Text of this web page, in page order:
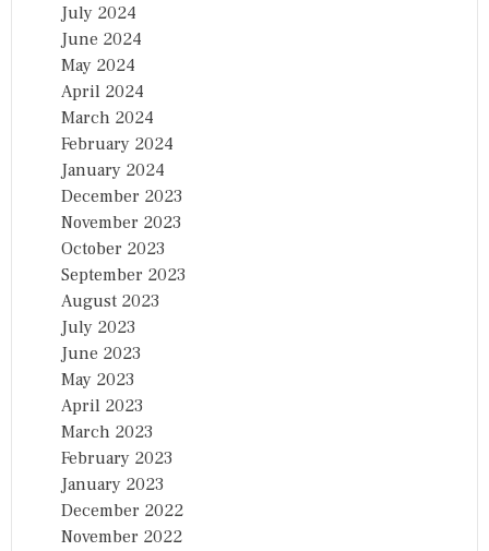
July 2024
June 2024
May 2024
April 2024
March 2024
February 2024
January 2024
December 2023
November 2023
October 2023
September 2023
August 2023
July 2023
June 2023
May 2023
April 2023
March 2023
February 2023
January 2023
December 2022
November 2022